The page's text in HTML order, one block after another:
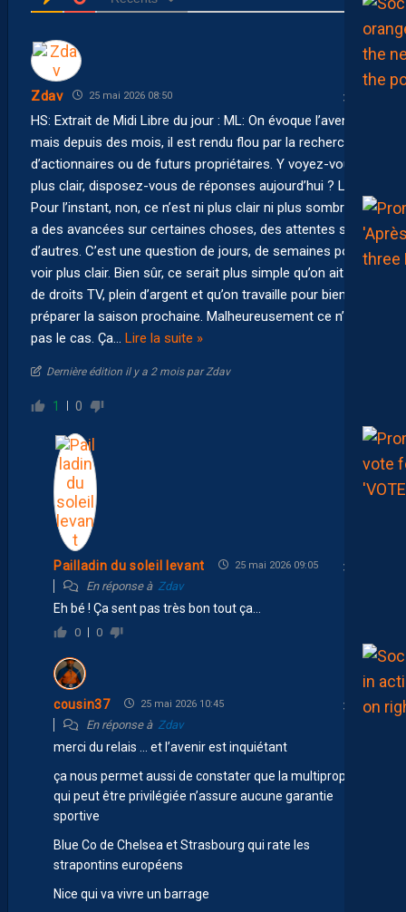
Zdav 25 mai 2026 08:50
HS: Extrait de Midi Libre du jour : ML: On évoque l’avenir
mais depuis des mois, il est rendu flou par la recherche
d’actionnaires ou de futurs propriétaires. Y voyez-vous
plus clair, disposez-vous de réponses aujourd’hui ? LN:
Pour l’instant, non, ce n’est ni plus clair ni plus sombre. Il y
a des avancées sur certaines choses, des attentes sur
d’autres. C’est une question de jours, de semaines pour y
voir plus clair. Bien sûr, ce serait plus simple qu’on ait plein
de droits TV, plein d’argent et qu’on travaille pour bien
préparer la saison prochaine. Malheureusement ce n’est
pas le cas. Ça… Lire la suite »
Dernière édition il y a 2 mois par Zdav
1 0
Pailladin du soleil levant 25 mai 2026 09:05
En réponse à Zdav
Eh bé ! Ça sent pas très bon tout ça…
0 0
cousin37 25 mai 2026 10:45
En réponse à Zdav
merci du relais … et l’avenir est inquiétant
ça nous permet aussi de constater que la multipropriété
qui peut être privilégiée n’assure aucune garantie
sportive
Blue Co de Chelsea et Strasbourg qui rate les
strapontins européens
Nice qui va vivre un barrage